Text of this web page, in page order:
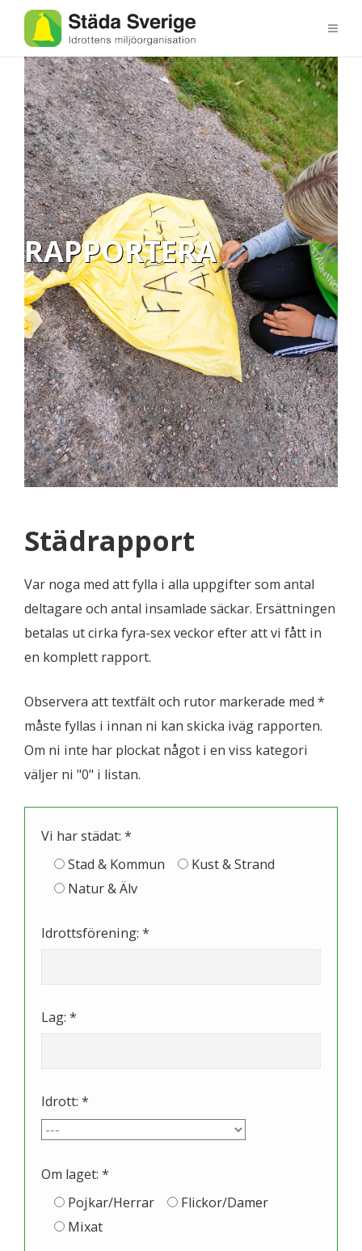
RAPPORTERA
Städrapport
Var noga med att fylla i alla uppgifter som antal
deltagare och antal insamlade säckar. Ersättningen
betalas ut cirka fyra-sex veckor efter att vi fått in
en komplett rapport.
Observera att textfält och rutor markerade med *
måste fyllas i innan ni kan skicka iväg rapporten.
Om ni inte har plockat något i en viss kategori
väljer ni "0" i listan.
Vi har städat: *
Stad & Kommun
Kust & Strand
Natur & Älv
Idrottsförening: *
Lag: *
Idrott: *
Om laget: *
Pojkar/Herrar
Flickor/Damer
Mixat